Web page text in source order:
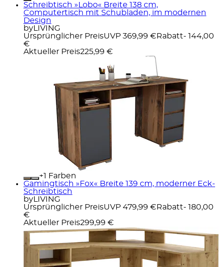
Schreibtisch »Lobo« Breite 138 cm,
Computertisch mit Schubladen, im modernen
Design
byLIVING
Ursprünglicher PreisUVP 369,99 € Rabatt- 144,00
€
Aktueller Preis225,99 €
+
Farben
Gamingtisch »Fox« Breite 139 cm, moderner Eck-
Schreibtisch
byLIVING
Ursprünglicher PreisUVP 479,99 € Rabatt- 180,00
€
Aktueller Preis299,99 €